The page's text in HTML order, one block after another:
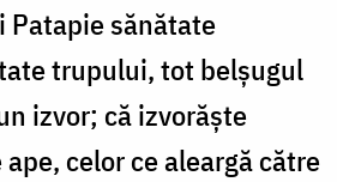
sănătate
trupului, tot belşugul
izvor; că izvo­răşte
celor ce aleargă către